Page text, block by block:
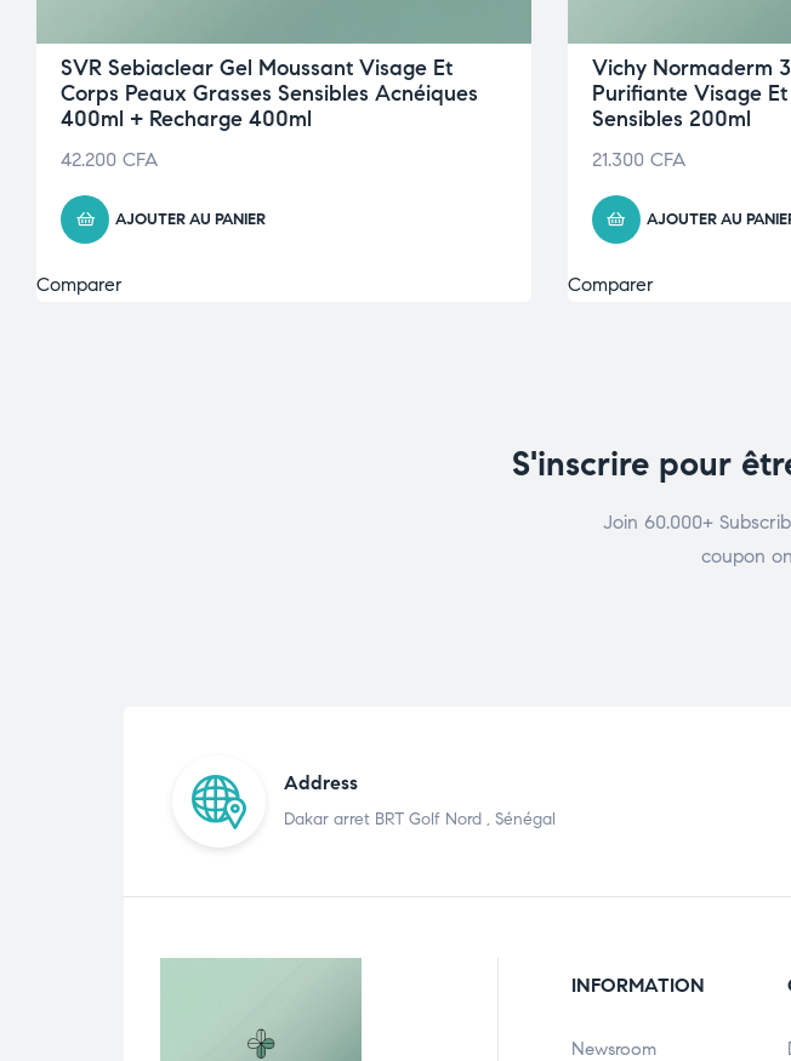
SVR Sebiaclear Gel Moussant Visage Et
Corps Peaux Grasses Sensibles Acnéiques
400ml + Recharge 400ml
42.200 CFA
AJOUTER AU PANIER
Comparer
Vichy Normaderm
Purifiante Visage
Sensibles 200ml
21.300 CFA
AJOUTER AU
Comparer
S'inscrire pour
Join 60.000+
coupon
Address
Dakar arret BRT Golf Nord , Sénégal
INFORMATION
Newsroom